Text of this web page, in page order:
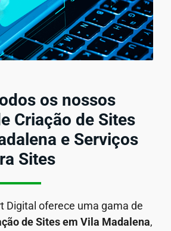
os nossos
Criação de Sites
e Serviços
Sites
Digital oferece uma gama de
de Sites em Vila Madalena,